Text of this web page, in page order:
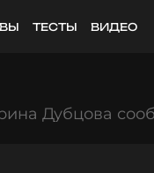
ТЕСТЫ ВИДЕО
Дубцова